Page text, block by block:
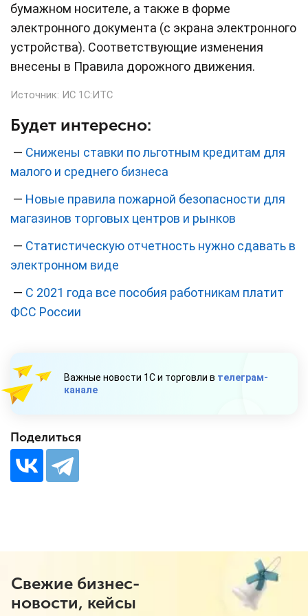
бумажном носителе, а также в форме
электронного документа (с экрана электронного
устройства). Соответствующие изменения
внесены в Правила дорожного движения.
Источник: ИС 1С:ИТС
Будет интересно:
— Снижены ставки по льготным кредитам для
малого и среднего бизнеса
— Новые правила пожарной безопасности для
магазинов торговых центров и рынков
— Статистическую отчетность нужно сдавать в
электронном виде
— С 2021 года все пособия работникам платит
ФСС России
Важные новости 1С и торговли в телеграм-
канале
Поделиться
Свежие бизнес-
новости, кейсы